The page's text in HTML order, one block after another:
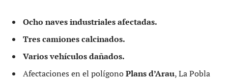
Ocho naves industriales afectadas.
Tres camiones calcinados.
Varios vehículos dañados.
Afectaciones en el polígonoPlans d’Arau, La Pobla